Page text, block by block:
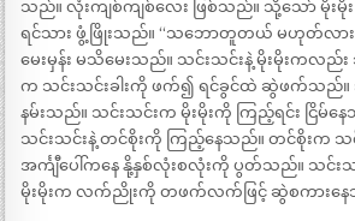
သည်။ လုံးကျစ်ကျစ်လေး ဖြစ်သည်။ သို့သော် မိုးမို
ရင်သား ဖွံ့ဖြိုးသည်။ “သဘောတူတယ် မဟုတ်လာ
မေးမှန်း မသိမေးသည်။ သင်းသင်းနဲ့ မိုးမိုးကလည်း ဘ
က သင်းသင်းခါးကို ဖက်၍ ရင်ခွင်ထဲ ဆွဲဖက်သည်။
နမ်းသည်။ သင်းသင်းက မိုးမိုးကို ကြည့်ရင်း ငြိမ်န
သင်းသင်းနဲ့ တင်စိုးကို ကြည့်နေသည်။ တင်စိုးက
အင်္ကျီပေါ်ကနေ နို့နှစ်လုံးစလုံးကို ပွတ်သည်။ သင်းသ
မိုးမိုးက လက်ညိုးကို တဖက်လက်ဖြင့် ဆွဲစကားန